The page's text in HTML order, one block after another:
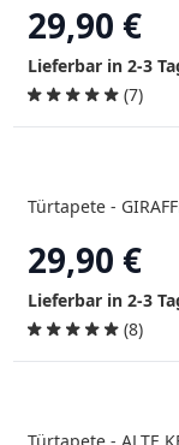
29,90 €
Lieferbar in 2-3
(7)
Türtapete -
29,90 €
Lieferbar in 2-3
(8)